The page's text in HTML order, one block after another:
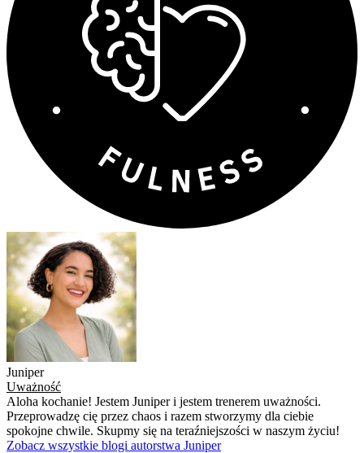
Juniper
Uważność
Aloha kochanie! Jestem Juniper i jestem trenerem uważności.
Przeprowadzę cię przez chaos i razem stworzymy dla ciebie
spokojne chwile. Skupmy się na teraźniejszości w naszym życiu!
Zobacz wszystkie blogi autorstwa Juniper